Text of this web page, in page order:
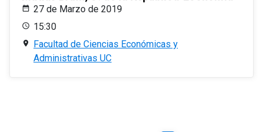
27 de Marzo de 2019
15:30
Facultad de Ciencias Económicas y
Administrativas UC